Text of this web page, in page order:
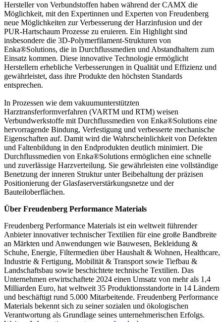
Hersteller von Verbundstoffen haben während der CAMX die
Möglichkeit, mit den Expertinnen und Experten von Freudenberg
neue Möglichkeiten zur Verbesserung der Harzinfusion und der
PUR-Hartschaum Prozesse zu eruieren. Ein Highlight sind
insbesondere die 3D-Polymerfilament-Strukturen von
Enka®Solutions, die in Durchflussmedien und Abstandhaltern zum
Einsatz kommen. Diese innovative Technologie ermöglicht
Herstellern erhebliche Verbesserungen in Qualität und Effizienz und
gewährleistet, dass ihre Produkte den höchsten Standards
entsprechen.
In Prozessen wie dem vakuumunterstützten
Harztransferformverfahren (VARTM und RTM) weisen
Verbundwerkstoffe mit Durchflussmedien von Enka®Solutions eine
hervorragende Bindung, Verfestigung und verbesserte mechanische
Eigenschaften auf. Damit wird die Wahrscheinlichkeit von Defekten
und Faltenbildung in den Endprodukten deutlich minimiert. Die
Durchflussmedien von Enka®Solutions ermöglichen eine schnelle
und zuverlässige Harzverteilung. Sie gewährleisten eine vollständige
Benetzung der inneren Struktur unter Beibehaltung der präzisen
Positionierung der Glasfaserverstärkungsnetze und der
Bauteiloberflächen.
Über Freudenberg Performance Materials
Freudenberg Performance Materials ist ein weltweit führender
Anbieter innovativer technischer Textilien für eine große Bandbreite
an Märkten und Anwendungen wie Bauwesen, Bekleidung &
Schuhe, Energie, Filtermedien über Haushalt & Wohnen, Healthcare,
Industrie & Fertigung, Mobilität & Transport sowie Tiefbau &
Landschaftsbau sowie beschichtete technische Textilien. Das
Unternehmen erwirtschaftete 2024 einen Umsatz von mehr als 1,4
Milliarden Euro, hat weltweit 35 Produktionsstandorte in 14 Ländern
und beschäftigt rund 5.000 Mitarbeitende. Freudenberg Performance
Materials bekennt sich zu seiner sozialen und ökologischen
Verantwortung als Grundlage seines unternehmerischen Erfolgs.